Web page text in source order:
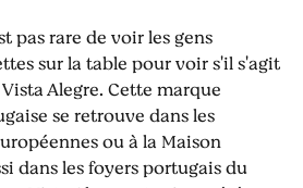
pas rare de voir les gens
sur la table pour voir s'il s'agit
Alegre. Cette marque
se retrouve dans les
ou à la Maison
dans les foyers portugais du